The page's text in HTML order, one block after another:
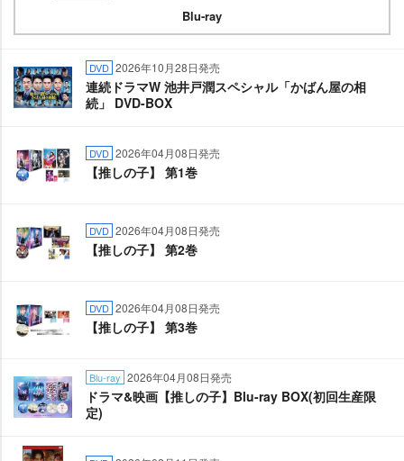
Blu-ray
DVD 2026年10月28日発売
連続ドラマW 池井戸潤スペシャル「かばん屋の相
続」 DVD-BOX
DVD 2026年04月08日発売
【推しの子】 第1巻
DVD 2026年04月08日発売
【推しの子】 第2巻
DVD 2026年04月08日発売
【推しの子】 第3巻
Blu-ray 2026年04月08日発売
ドラマ&映画【推しの子】Blu-ray BOX(初回生産限
定)